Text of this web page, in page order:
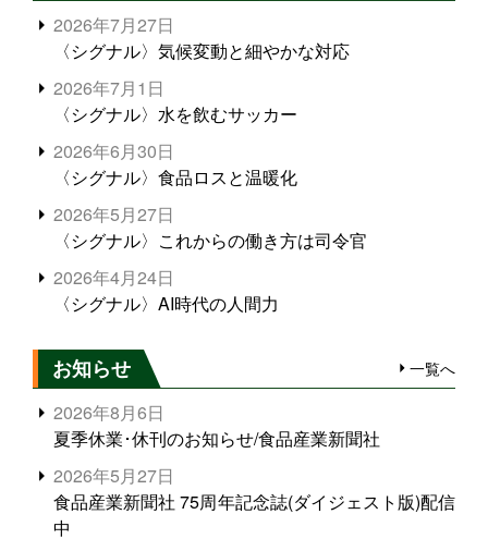
2026年7月27日
〈シグナル〉気候変動と細やかな対応
2026年7月1日
〈シグナル〉水を飲むサッカー
2026年6月30日
〈シグナル〉食品ロスと温暖化
2026年5月27日
〈シグナル〉これからの働き方は司令官
2026年4月24日
〈シグナル〉AI時代の人間力
お知らせ 一覧へ
2026年8月6日
夏季休業･休刊のお知らせ/食品産業新聞社
2026年5月27日
食品産業新聞社 75周年記念誌(ダイジェスト版)配信
中